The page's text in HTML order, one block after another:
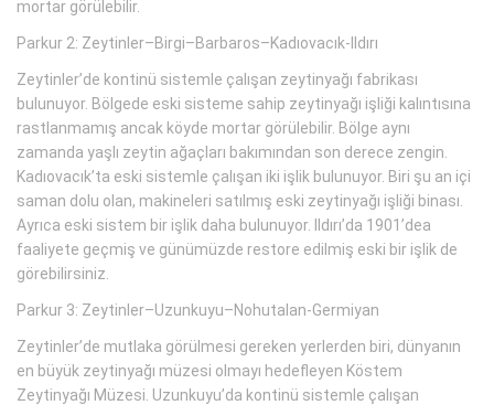
mortar görülebilir.
Parkur 2: Zeytinler–Birgi–Barbaros–Kadıovacık-Ildırı
Zeytinler’de kontinü sistemle çalışan zeytinyağı fabrikası
bulunuyor. Bölgede eski sisteme sahip zeytinyağı işliği kalıntısına
rastlanmamış ancak köyde mortar görülebilir. Bölge aynı
zamanda yaşlı zeytin ağaçları bakımından son derece zengin.
Kadıovacık’ta eski sistemle çalışan iki işlik bulunuyor. Biri şu an içi
saman dolu olan, makineleri satılmış eski zeytinyağı işliği binası.
Ayrıca eski sistem bir işlik daha bulunuyor. Ildırı’da 1901’dea
faaliyete geçmiş ve günümüzde restore edilmiş eski bir işlik de
görebilirsiniz.
Parkur 3: Zeytinler–Uzunkuyu–Nohutalan-Germiyan
Zeytinler’de mutlaka görülmesi gereken yerlerden biri, dünyanın
en büyük zeytinyağı müzesi olmayı hedefleyen Köstem
Zeytinyağı Müzesi. Uzunkuyu’da kontinü sistemle çalışan